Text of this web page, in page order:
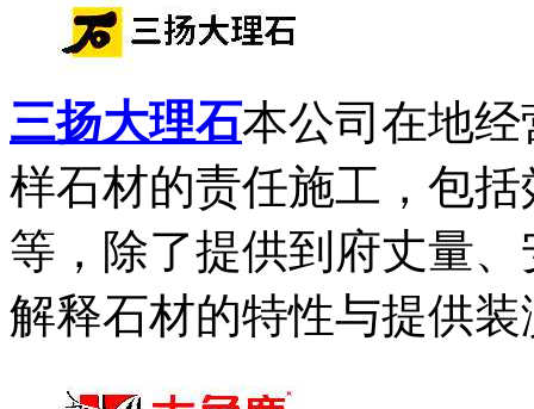
三扬大理石本公司在地
样石材的责任施工，包
等，除了提供到府丈量
解释石材的特性与提供